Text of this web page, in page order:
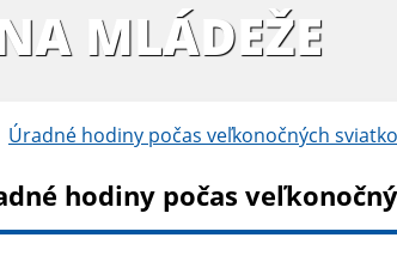
MLÁDEŽE
Úradné hodiny počas veľkonočných
hodiny počas